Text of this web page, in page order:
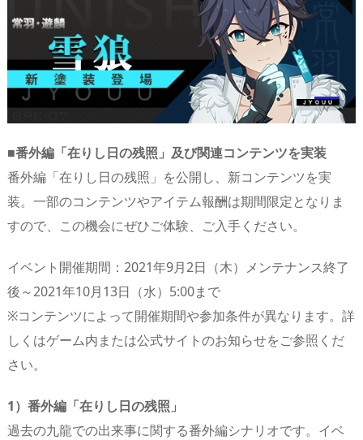
■番外編「在りし日の残照」及び関連コンテンツを実装
番外編「在りし日の残照」を公開し、新コンテンツを実
装。一部のコンテンツやアイテム報酬は期間限定となりま
すので、この機会にぜひご体験、ご入手ください。
イベント開催期間：2021年9月2日（木）メンテナンス終了
後～2021年10月13日（水）5:00まで
※コンテンツによって開催期間や参加条件が異なります。詳
しくはゲーム内または公式サイトのお知らせをご参照くだ
さい。
1）番外編「在りし日の残照」
過去の九龍での出来事に関する番外編シナリオです。イベ